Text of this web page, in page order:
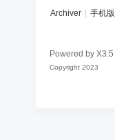
Archiver 手机版
Powered by X3.5
Copyright 2023